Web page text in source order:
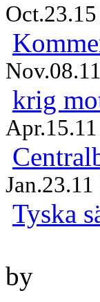
krig
Tyska
by